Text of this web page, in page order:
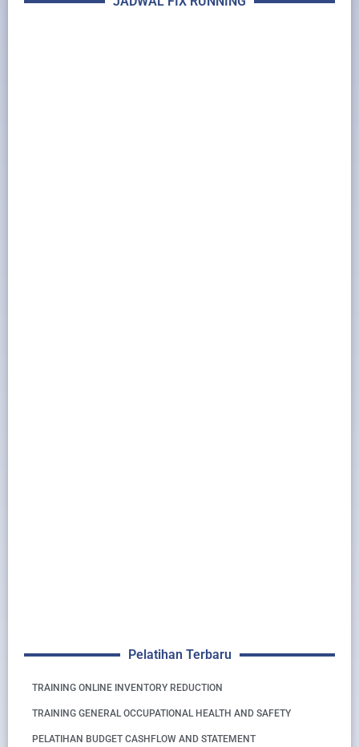
Pelatihan Terbaru
TRAINING ONLINE INVENTORY REDUCTION
TRAINING GENERAL OCCUPATIONAL HEALTH AND SAFETY
PELATIHAN BUDGET CASHFLOW AND STATEMENT